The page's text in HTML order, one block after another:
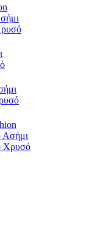
Ασήμι
Χρυσό